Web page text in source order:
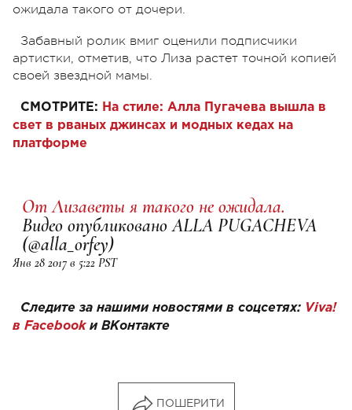
ожидала такого от дочери.
Забавный ролик вмиг оценили подписчики
артистки, отметив, что Лиза растет точной копией
своей звездной мамы.
СМОТРИТЕ: На стиле: Алла Пугачева вышла в
свет в рваных джинсах и модных кедах на
платформе
От Лизаветы я такого не ожидала.
Видео опубликовано ALLA PUGACHEVA
(@alla_orfey)
Янв 28 2017 в 5:22 PST
Следите за нашими новостями в соцсетях: Viva!
в Facebookи ВКонтакте
ПОШЕРИТИ